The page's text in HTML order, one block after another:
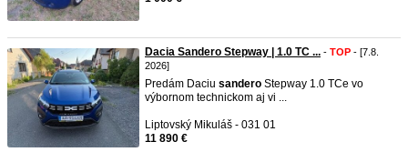
Dacia Sandero Stepway | 1.0 TC ... - TOP - [7.8.
2026]
Predám Daciu sandero Stepway 1.0 TCe vo
výbornom technickom aj vi ...
Liptovský Mikuláš - 031 01
11 890 €